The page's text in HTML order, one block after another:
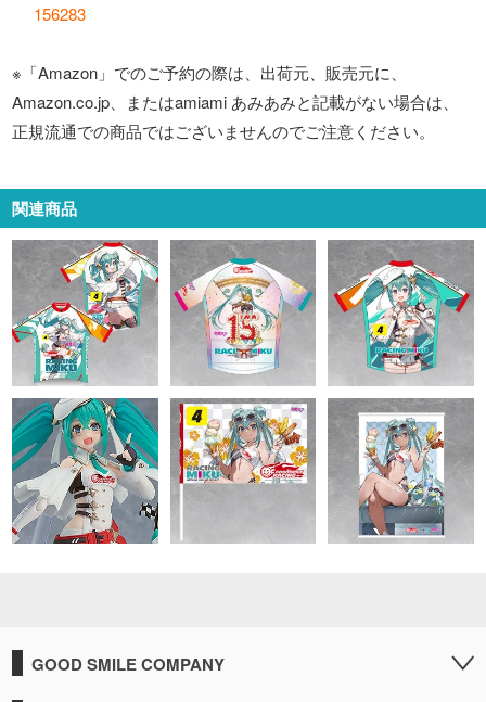
156283
※「Amazon」でのご予約の際は、出荷元、販売元に、
Amazon.co.jp、またはamiami あみあみと記載がない場合は、
正規流通での商品ではございませんのでご注意ください。
関連商品
GOOD SMILE COMPANY